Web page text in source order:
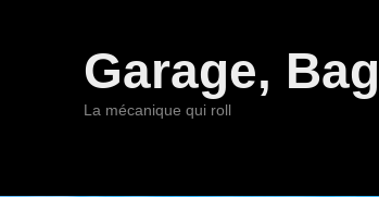
Garage,
La mécanique qui roll